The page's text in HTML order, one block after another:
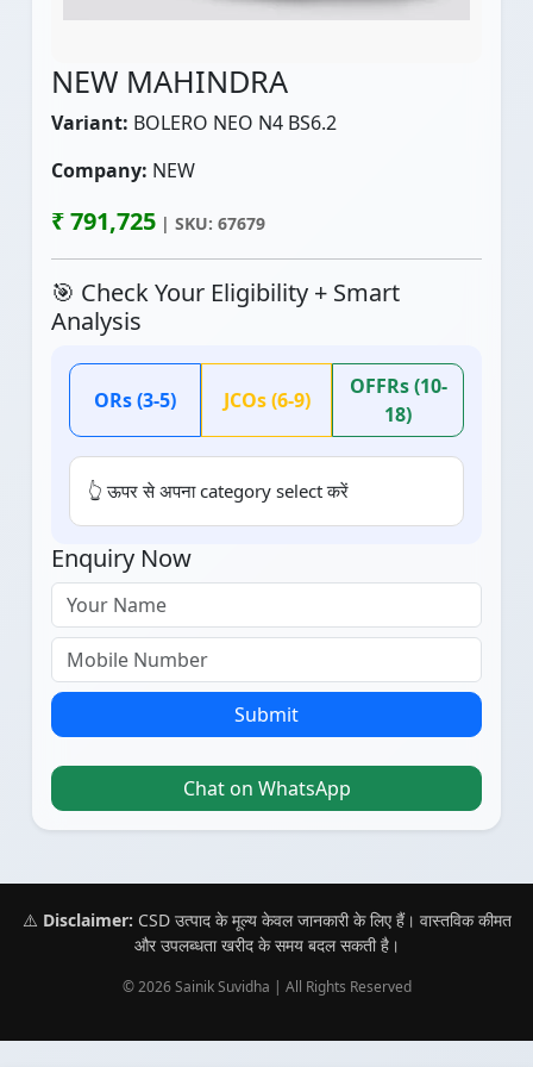
NEW MAHINDRA
Variant: BOLERO NEO N4 BS6.2
Company: NEW
₹ 791,725 | SKU: 67679
🎯 Check Your Eligibility + Smart
Analysis
ORs (3-5) JCOs (6-9)
OFFRs (10-
18)
👆 ऊपर से अपना category select करें
Enquiry Now
Submit
Chat on WhatsApp
⚠️ Disclaimer: CSD उत्पाद के मूल्य केवल जानकारी के लिए हैं। वास्तविक कीमत
और उपलब्धता खरीद के समय बदल सकती है।
© 2026 Sainik Suvidha | All Rights Reserved